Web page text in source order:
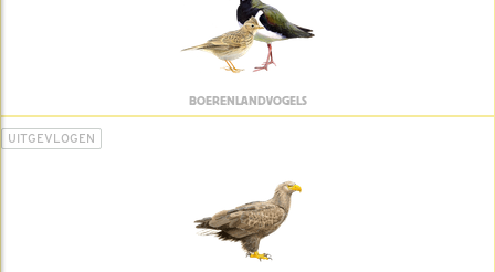
BOERENLANDVOGELS
UITGEVLOGEN